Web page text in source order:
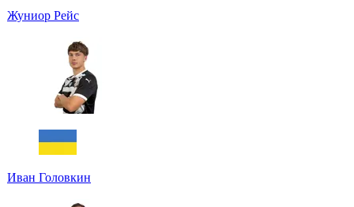
Жуниор Рейс
Иван Головкин